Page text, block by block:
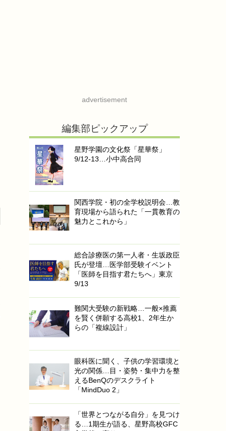
advertisement
編集部ピックアップ
星野学園の文化祭「星華祭」
9/12-13…小中高合同
関西学院・初の全学校説明会…教
育現場から語られた「一貫教育の
魅力とこれから」
総合診療医の第一人者・生坂政臣
氏が登壇…医学部受験イベント
「医師を目指す君たちへ」東京
9/13
難関大受験の新戦略…一般×推薦
を賢く併願する高校1、2年生か
らの「複線設計」
眼科医に聞く、子供の学習環境と
光の関係…目・姿勢・集中力を整
えるBenQのデスクライト
「MindDuo 2」
「世界とつながる自分」を見つけ
る…1期生が語る、星野高校GFC